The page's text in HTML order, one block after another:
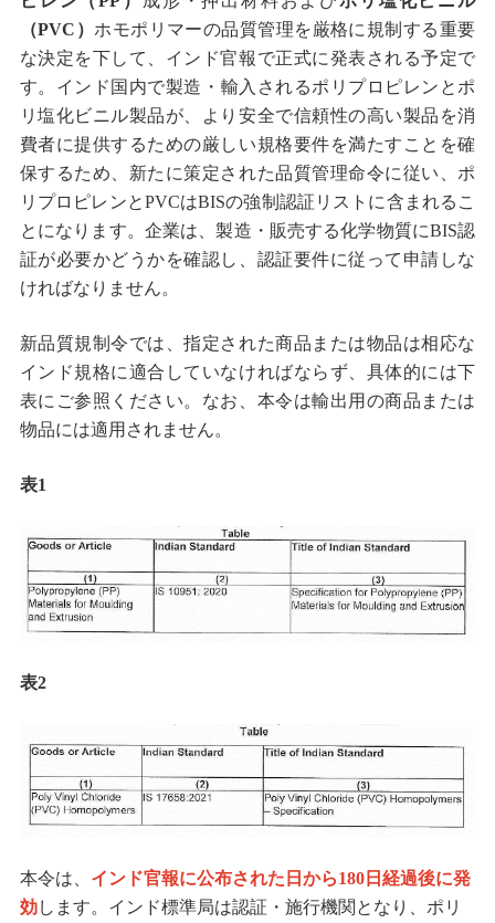
（PVC ） ホモポリマーの品質管理を厳格に規制する重要
な決定を下して、インド官報で正式に発表される予定で
す。インド国内で製造 ・ 輸入されるポリプロピレンとポ
リ塩化ビニル製品が、より安全で信頼性の高い製品を消
費者に提供するための厳しい規格要件を満たすことを確
保するため、 新たに策定された品質管理命令に従い、ポ
リプロピレンとPVCはBISの強制認証リストに含まれるこ
とになります。企業は、製造 ・ 販売する化学物質にBIS認
証が必要かどうかを確認し、認証要件に従って申請しな
ければなりません。
新品質規制令では、指定された商品または物品は相応な
インド規格に適合していなければならず、具体的には下
表にご参照ください。なお、本令は輸出用の商品または
物品には適用されません。
表1
表2
本令は、 インド官報に公布された日から180日経過後に発
効します。インド標準局は認証・施行機関となり、ポリ